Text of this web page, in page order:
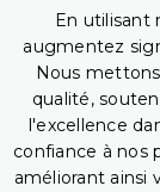
En utilisant
augmentez
Nous
qualité,
l'excellence
confiance à nos
améliorant ainsi